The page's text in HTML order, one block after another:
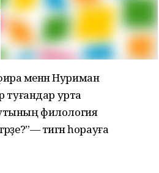
менән Нуриман
туғандар урта
филология
тигән һорауға